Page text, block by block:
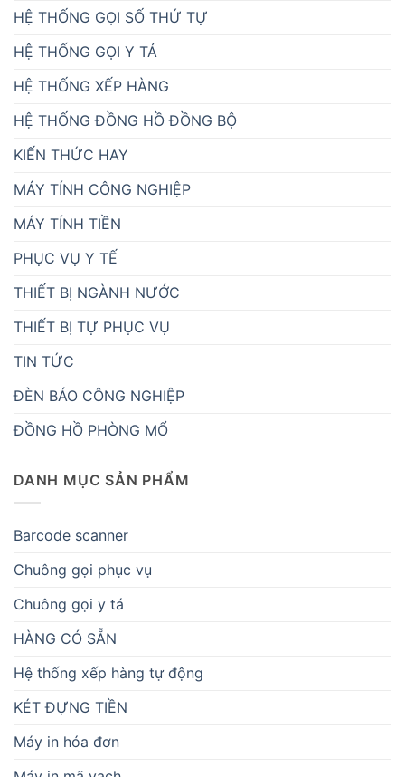
HỆ THỐNG GỌI SỐ THỨ TỰ
HỆ THỐNG GỌI Y TÁ
HỆ THỐNG XẾP HÀNG
HỆ THỐNG ĐỒNG HỒ ĐỒNG BỘ
KIẾN THỨC HAY
MÁY TÍNH CÔNG NGHIỆP
MÁY TÍNH TIỀN
PHỤC VỤ Y TẾ
THIẾT BỊ NGÀNH NƯỚC
THIẾT BỊ TỰ PHỤC VỤ
TIN TỨC
ĐÈN BÁO CÔNG NGHIỆP
ĐỒNG HỒ PHÒNG MỔ
DANH MỤC SẢN PHẨM
Barcode scanner
Chuông gọi phục vụ
Chuông gọi y tá
HÀNG CÓ SẴN
Hệ thống xếp hàng tự động
KÉT ĐỰNG TIỀN
Máy in hóa đơn